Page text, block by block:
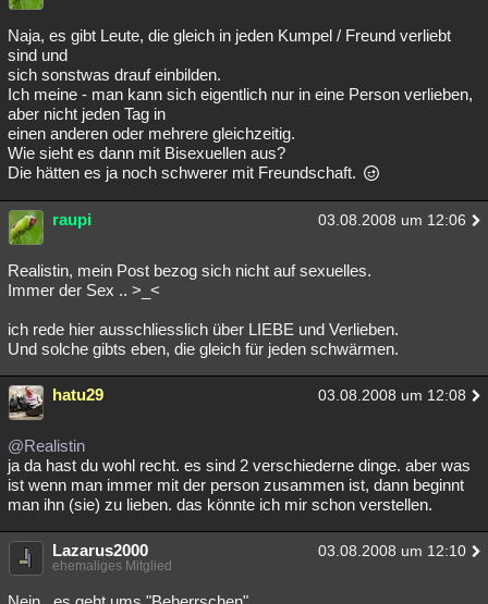
Naja, es gibt Leute, die gleich in jeden Kumpel / Freund verliebt
sind und
sich sonstwas drauf einbilden.
Ich meine - man kann sich eigentlich nur in eine Person verlieben,
aber nicht jeden Tag in
einen anderen oder mehrere gleichzeitig.
Wie sieht es dann mit Bisexuellen aus?
Die hätten es ja noch schwerer mit Freundschaft.
raupi 03.08.2008 um 12:06
Realistin, mein Post bezog sich nicht auf sexuelles.
Immer der Sex .. >_<
ich rede hier ausschliesslich über LIEBE und Verlieben.
Und solche gibts eben, die gleich für jeden schwärmen.
hatu29 03.08.2008 um 12:08
@Realistin
ja da hast du wohl recht. es sind 2 verschiederne dinge. aber was
ist wenn man immer mit der person zusammen ist, dann beginnt
man ihn (sie) zu lieben. das könnte ich mir schon verstellen.
Lazarus2000 03.08.2008 um 12:10
ehemaliges Mitglied